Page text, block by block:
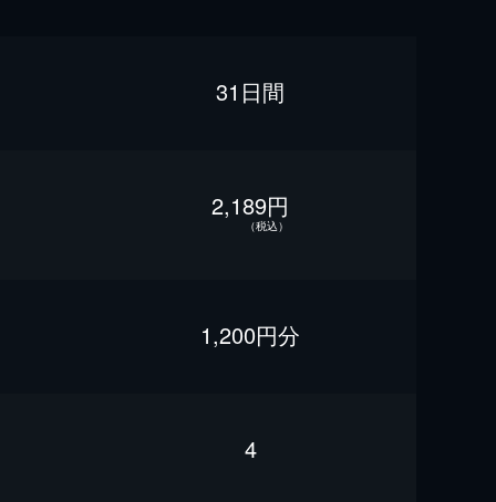
31日間
2,189円
（税込）
1,200円分
4